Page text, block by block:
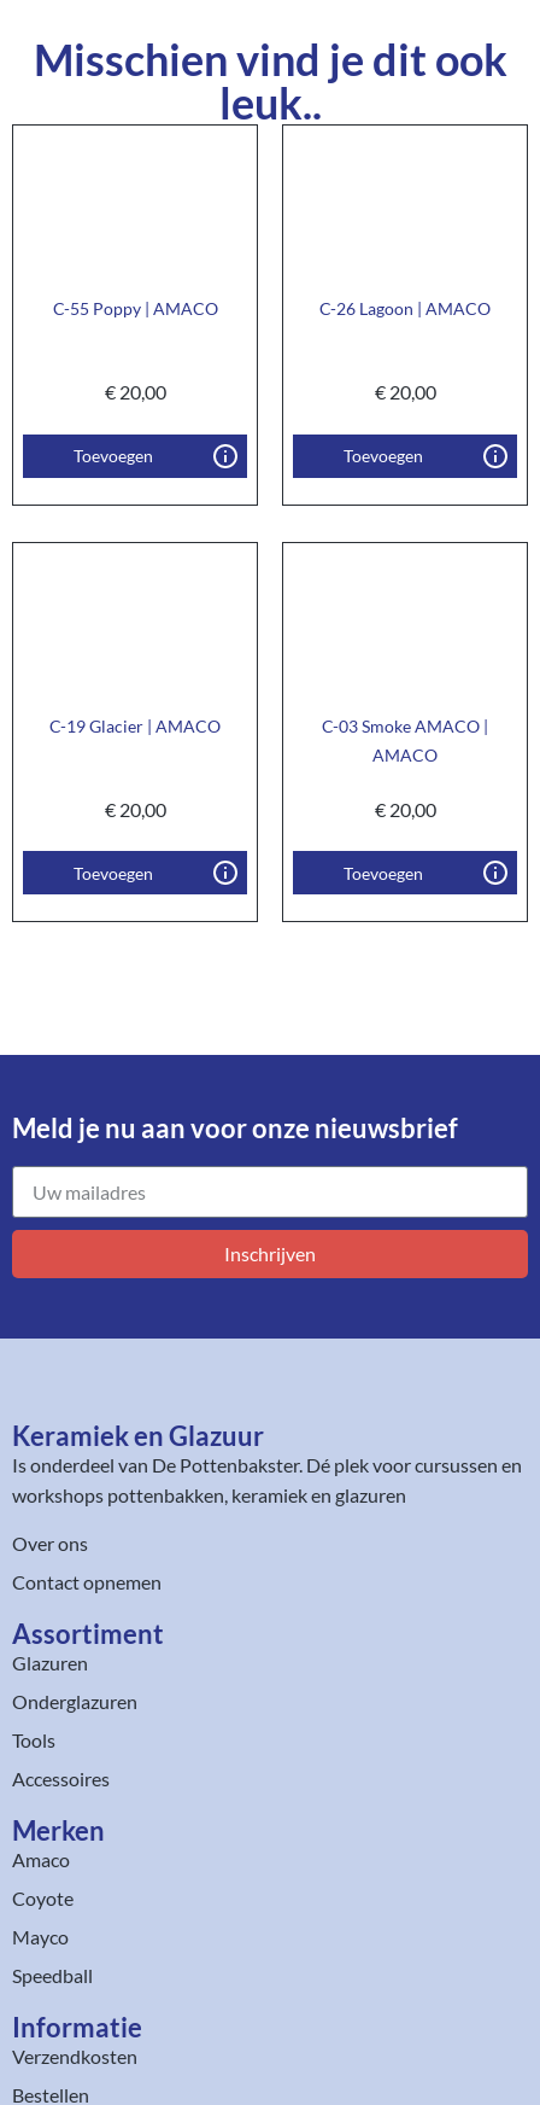
Misschien vind je dit ook
leuk..
C-55 Poppy | AMACO
€20,00
Toevoegen
C-26 Lagoon | AMACO
€20,00
Toevoegen
C-19 Glacier | AMACO
€20,00
Toevoegen
C-03 Smoke AMACO |
AMACO
€20,00
Toevoegen
Meld je nu aan voor onze nieuwsbrief​
Inschrijven
Keramiek en Glazuur​
Is onderdeel van De Pottenbakster. Dé plek voor cursussen en
workshops pottenbakken, keramiek en glazuren
Over ons
Contact opnemen
Assortiment​
Glazuren
Onderglazuren
Tools
Accessoires
Merken
Amaco
Coyote
Mayco
Speedball
Informatie
Verzendkosten
Bestellen